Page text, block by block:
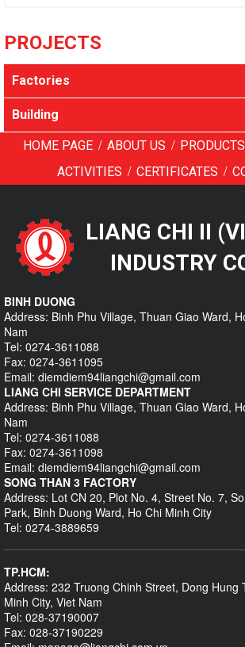
PROJECTS
Factories
Building
HOME PAGE / ABOUT US / PRODUCTS
ACTIVITIES / CERTIFICATES /
LIANG CHI II
INDUSTRY
BINH DUONG
Address: Binh Phu Village, Thuan Giao Ward,
Nam
Tel: 0274-3611088
Fax: 0274-3611095
Email: diemdiem94liangchi@gmail.com
LIANG CHI SERVICE DEPARTMENT
Address: Binh Phu Village, Thuan Giao Ward,
Nam
Tel: 0274-3611088
Fax: 0274-3611098
Email: diemdiem94liangchi@gmail.com
SONG THAN 3 FACTORY
Address: Lot CN 20, Plot No. 4, Street No. 7,
Park, Binh Duong Ward, Ho Chi Minh City
Tel: 0274-3889659
TP.HCM:
Address: 232 Truong Chinh Street, Dong Hung
Minh City, Viet Nam
Tel: 028-37190007
Fax: 028-37190229